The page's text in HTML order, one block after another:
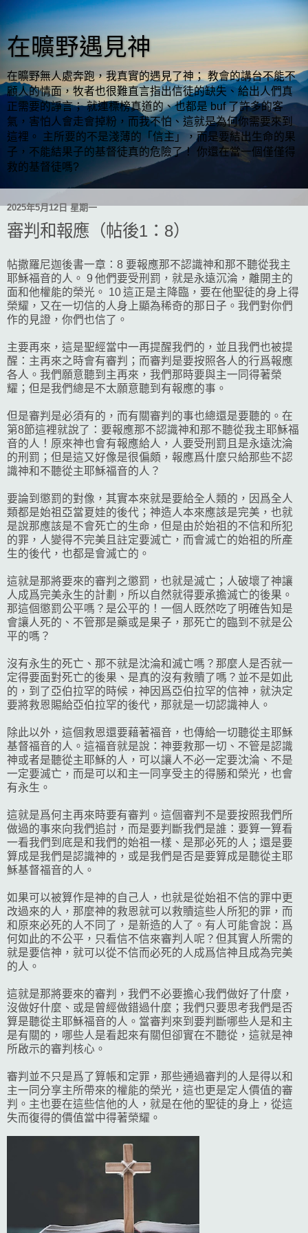
在曠野遇見神
在曠野無人處奔跑，我真實的遇見了神； 教會的講台不能不
顧人的情面，牧者也很難直言指出信徒的缺失、給出人們真
正需要的諍言； 就連標榜真道的、也都是 buf 了許多的客
氣，害怕人會走會掉粉，而我不怕、這就是為何你需要來到
這裡。 主所要的不是淺薄的「信主」，而是要結出生命的果
子，不能結果子的基督徒真的危險了！ 你還在當一個僅僅得
救的基督徒嗎?
2025年5月12日 星期一
審判和報應（帖後1：8）
帖撒羅尼迦後書一章：8 要報應那不認識神和那不聽從我主
耶穌福音的人。 9 他們要受刑罰，就是永遠沉淪，離開主的
面和他權能的榮光。 10 這正是主降臨，要在他聖徒的身上得
榮耀，又在一切信的人身上顯為稀奇的那日子。我們對你們
作的見證，你們也信了。
主要再來，這是聖經當中一再提醒我們的，並且我們也被提
醒：主再來之時會有審判；而審判是要按照各人的行爲報應
各人。我們願意聽到主再來，我們那時要與主一同得著榮
耀；但是我們總是不太願意聽到有報應的事。
但是審判是必須有的，而有關審判的事也總還是要聽的。在
第8節這裡就說了：要報應那不認識神和那不聽從我主耶穌福
音的人！原來神也會有報應給人，人要受刑罰且是永遠沈淪
的刑罰；但是這又好像是很偏頗，報應爲什麼只給那些不認
識神和不聽從主耶穌福音的人？
要論到懲罰的對像，其實本來就是要給全人類的，因爲全人
類都是始祖亞當夏娃的後代；神造人本來應該是完美，也就
是說那應該是不會死亡的生命，但是由於始祖的不信和所犯
的罪，人變得不完美且註定要滅亡，而會滅亡的始祖的所產
生的後代，也都是會滅亡的。
這就是那將要來的審判之懲罰，也就是滅亡；人破壞了神讓
人成爲完美永生的計劃，所以自然就得要承擔滅亡的後果。
那這個懲罰公平嗎？是公平的！一個人既然吃了明確告知是
會讓人死的、不管那是藥或是果子，那死亡的臨到不就是公
平的嗎？
沒有永生的死亡、那不就是沈淪和滅亡嗎？那麼人是否就一
定得要面對死亡的後果、是真的沒有救贖了嗎？並不是如此
的，到了亞伯拉罕的時候，神因爲亞伯拉罕的信神，就決定
要將救恩賜給亞伯拉罕的後代，那就是一切認識神人。
除此以外，這個救恩還要藉著福音，也傳給一切聽從主耶穌
基督福音的人。這福音就是說：神要救那一切、不管是認識
神或者是聽從主耶穌的人，可以讓人不必一定要沈淪、不是
一定要滅亡，而是可以和主一同享受主的得勝和榮光，也會
有永生。
這就是爲何主再來時要有審判。這個審判不是要按照我們所
做過的事來向我們追討，而是要判斷我們是誰：要算一算看
一看我們到底是和我們的始祖一樣、是那必死的人；還是要
算成是我們是認識神的，或是我們是否是要算成是聽從主耶
穌基督福音的人。
如果可以被算作是神的自己人，也就是從始祖不信的罪中更
改過來的人，那麼神的救恩就可以救贖這些人所犯的罪，而
和原來必死的人不同了，是新造的人了。有人可能會說：爲
何如此的不公平，只看信不信來審判人呢？但其實人所需的
就是要信神，就可以從不信而必死的人成爲信神且成為完美
的人。
這就是那將要來的審判，我們不必要擔心我們做好了什麼，
沒做好什麼、或是曾經做錯過什麼；我們只要思考我們是否
算是聽從主耶穌福音的人。當審判來到要判斷哪些人是和主
是有關的，哪些人是看起來有關但卻實在不聽從，這就是神
所啟示的審判核心。
審判並不只是爲了算帳和定罪，那些通過審判的人是得以和
主一同分享主所帶來的權能的榮光，這也更是定人價值的審
判。主也要在這些信他的人，就是在他的聖徒的身上，從這
失而復得的價值當中得著榮耀。